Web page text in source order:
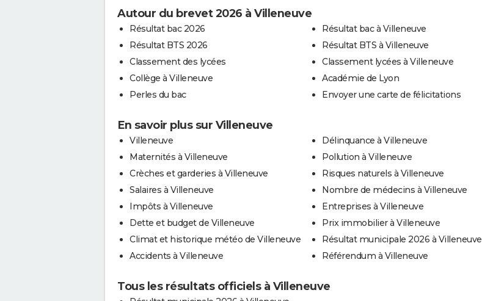
Autour du brevet 2026 à Villeneuve
Résultat bac 2026
Résultat BTS 2026
Classement des lycées
Collège à Villeneuve
Perles du bac
Résultat bac à Villeneuve
Résultat BTS à Villeneuve
Classement lycées à Villeneuve
Académie de Lyon
Envoyer une carte de félicitations
En savoir plus sur Villeneuve
Villeneuve
Maternités à Villeneuve
Crèches et garderies à Villeneuve
Salaires à Villeneuve
Impôts à Villeneuve
Dette et budget de Villeneuve
Climat et historique météo de Villeneuve
Accidents à Villeneuve
Délinquance à Villeneuve
Pollution à Villeneuve
Risques naturels à Villeneuve
Nombre de médecins à Villeneuve
Entreprises à Villeneuve
Prix immobilier à Villeneuve
Résultat municipale 2026 à Villeneuve
Référendum à Villeneuve
Tous les résultats officiels à Villeneuve